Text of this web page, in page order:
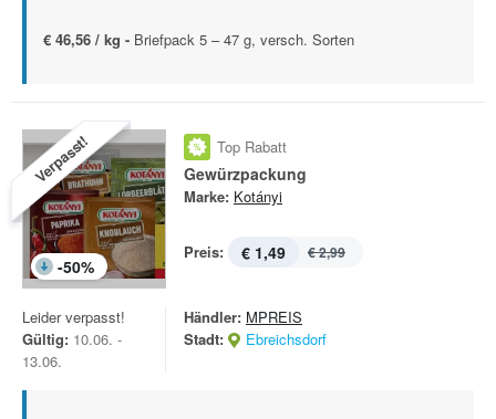
€ 46,56 / kg - Briefpack 5 – 47 g, versch. Sorten
Verpasst!
-50%
Top Rabatt
Gewürzpackung
Marke: Kotányi
Preis: € 1,49 € 2,99
Leider verpasst!
Gültig: 10.06. -
13.06.
Händler: MPREIS
Stadt:
Ebreichsdorf